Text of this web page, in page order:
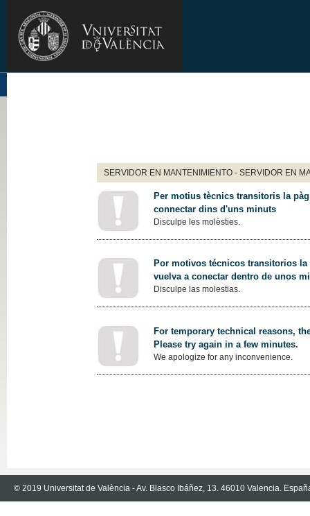
SERVIDOR EN MANTENIMIENTO - SERVIDOR EN
Per motius tècnics transitoris la
connectar dins d'uns minuts
Disculpe les molèsties.
Por motivos técnicos transitorios
vuelva a conectar dentro de unos
Disculpe las molestias.
For temporary technical reasons,
Please try again in a few minutes.
We apologize for any inconvenience.
© 2019 Universitat de València - Av. Blasco Ibáñez, 13. 46010 Valencia.